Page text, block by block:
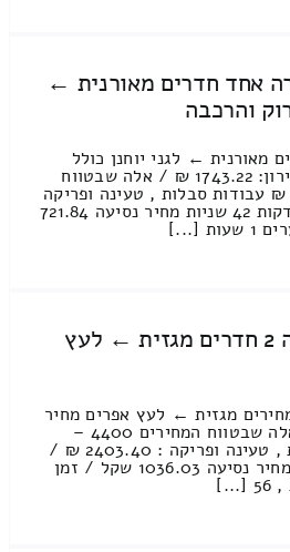
אחד חדרים מאורנית ←
והרכבה
מאורנית ← לגני יוחנן כולל
פירוק והרכבה מחיר מחירון: 1743.22 ₪ / אלה שבטווח
המחירים 2100 – 1600 ₪ עבודות סבלות , טעינה ופריקה
: 601.61 ₪ / זמן : 21 דקות 42 שניות מחיר נסיעה 721.84
[...]
מחירון הובלת דירה 2 חדרים מגזית ← לעץ
2 חדרים מחירים מגזית ← לעץ אפרים מחיר
מחירון: 3546.17 ₪ / אלה שבטווח המחירים 4400 –
3300 ₪ עבודות סבלות , טעינה ופריקה : 2403.40 ₪ /
זמן : 4 שעות 27 דקות מחיר נסיעה 1036.03 שקל / זמן